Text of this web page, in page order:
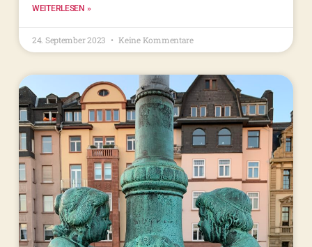
WEITERLESEN »
24. September 2023 Keine Kommentare